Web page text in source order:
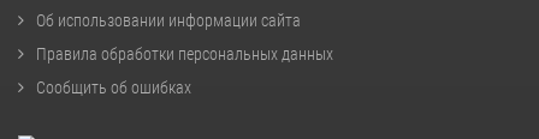
Об использовании информации сайта
Правила обработки персональных данных
Сообщить об ошибках